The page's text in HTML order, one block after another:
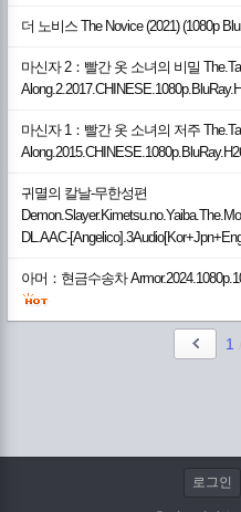
더 노비스 The Novice (2021) (1080p
마신자 2：빨간 옷 소녀의 비밀
마신자 1：빨간 옷 소녀의 저주
귀멸의 칼날-무한성편
DL.AAC-
아머：현금수송차
1
로그인